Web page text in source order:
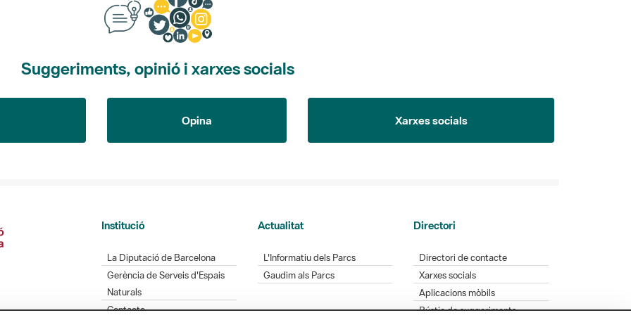
Suggeriments, opinió i xarxes socials
Opina Xarxes socials
Institució
La Diputació de Barcelona
Gerència de Serveis d'Espais
Naturals
Contacte
Actualitat
L'Informatiu dels Parcs
Gaudim als Parcs
Directori
Directori de contacte
Xarxes socials
Aplicacions mòbils
Bústia de suggeriments